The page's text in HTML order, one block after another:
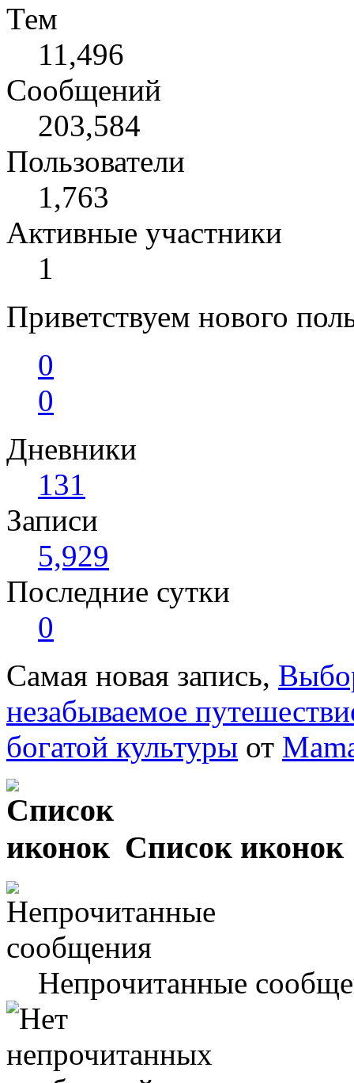
Тем
11,496
Сообщений
203,584
Пользователи
1,763
Активные участники
1
Приветствуем нового
0
0
Дневники
131
Записи
5,929
Последние сутки
0
Самая новая запись,
незабываемое
богатой культуры от
Список иконок
Непрочитанные